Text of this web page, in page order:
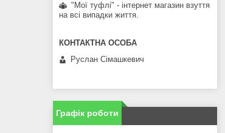
"Мої туфлі" - інтернет магазин взуття
на всі випадки життя.
Руслан Сімашкевич
Графік роботи